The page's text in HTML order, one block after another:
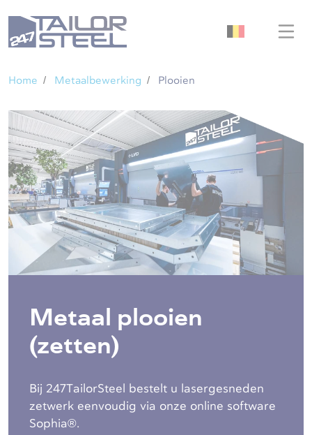
Home Metaalbewerking Plooien
Metaal plooien
(zetten)
Bij 247TailorSteel bestelt u lasergesneden
zetwerk eenvoudig via onze online software
Sophia®.